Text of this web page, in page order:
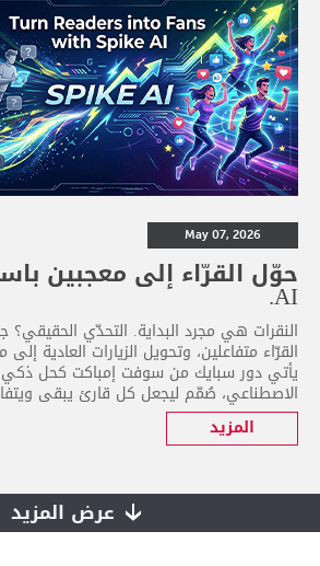
May 07, 2026
AI.
النقرات هي مجرد البداية. التحدّي الحقيقي؟
القرّاء متفاعلين، وتحويل الزيارات العادية
يأتي دور سبايك من سوفت إمباكت كحل ذكي
الاصطناعي، صُمّم ليجعل كل قارئ يبقى
المزيد
عرض المزيد